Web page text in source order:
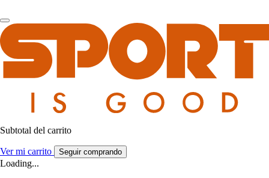
Subtotal del carrito
Ver mi carrito Seguir comprando
Loading...